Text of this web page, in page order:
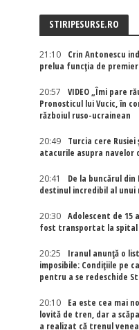
STIRIPESURSE.RO
21:10
Crin Antonescu
prelua funcția de
20:57
VIDEO „Îmi pare
Pronosticul lui Vucic, în
războiul ruso-ucrainean
20:49
Turcia cere
atacurile asupra navelor
20:41
De la buncărul din
destinul incredibil al unui
20:30
Adolescent de 15
fost transportat la spital
20:25
Iranul anunță o
imposibile: Condițiile pe
pentru a se redeschide
20:10
Ea este cea mai
lovită de tren, dar a
a realizat că trenul